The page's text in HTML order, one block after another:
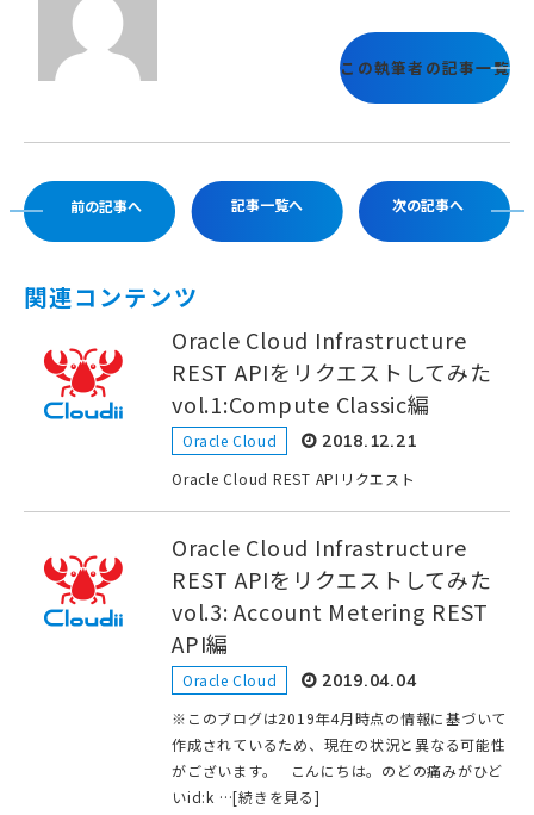
この執筆者の記事一覧
前の記事へ 記事一覧へ 次の記事へ
関連コンテンツ
Oracle Cloud Infrastructure
REST APIをリクエストしてみた
vol.1:Compute Classic編
Oracle Cloud 2018.12.21
Oracle Cloud REST APIリクエスト
Oracle Cloud Infrastructure
REST APIをリクエストしてみた
vol.3: Account Metering REST
API編
Oracle Cloud 2019.04.04
※このブログは2019年4月時点の情報に基づいて
作成されているため、現在の状況と異なる可能性
がございます。 こんにちは。のどの痛みがひど
いid:k …[続きを見る]